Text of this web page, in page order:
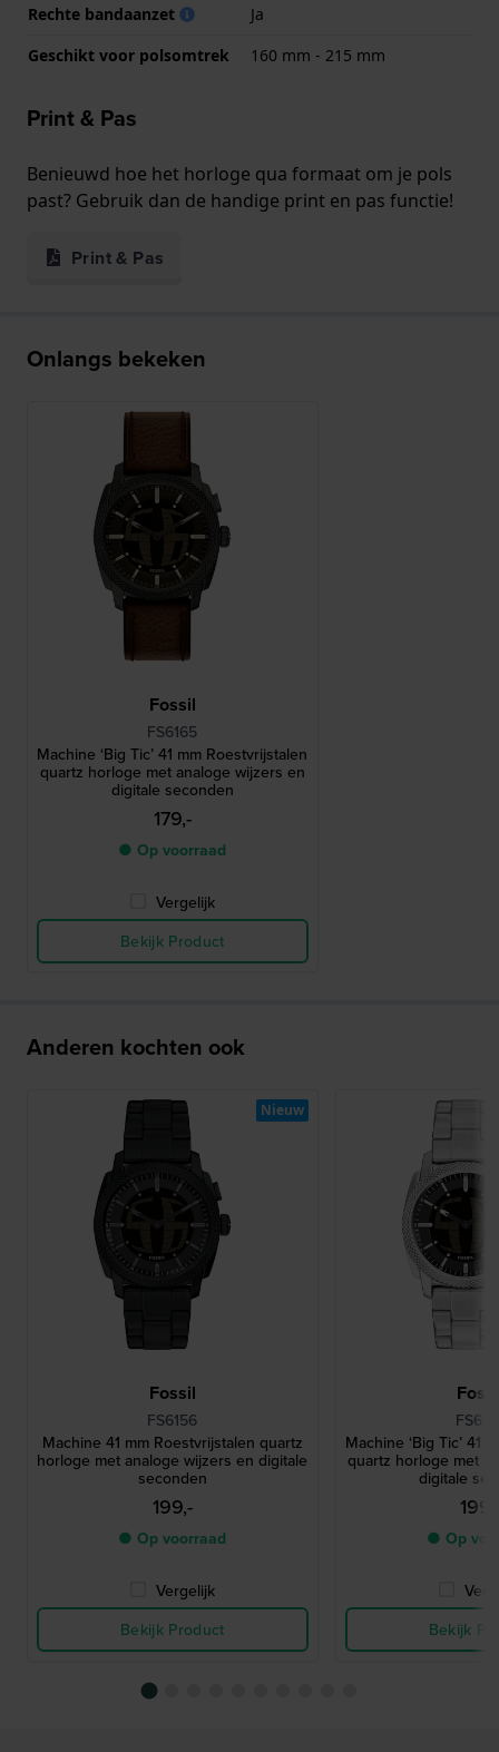
Rechte bandaanzet
Ja
Geschikt voor polsomtrek
160 mm - 215 mm
Print & Pas
Benieuwd hoe het horloge qua formaat om je pols
past? Gebruik dan de handige print en pas functie!
Print & Pas
Onlangs bekeken
Fossil
FS6165
Machine ‘Big Ticʼ 41 mm Roestvrijstalen
quartz horloge met analoge wijzers en
digitale seconden
179,-
● Op voorraad
Vergelijk
Bekijk Product
Anderen kochten ook
Fossil
FS6156
Machine 41 mm Roestvrijstalen quartz
horloge met analoge wijzers en digitale
seconden
199,-
● Op voorraad
Vergelijk
Bekijk Product
Nieuw
Machine ‘Big Ticʼ 41
quartz horloge met
digitale
● Op
Bekijk